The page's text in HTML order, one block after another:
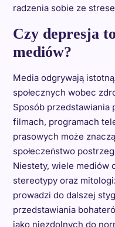
radzenia sobie ze
Czy depresja
mediów?
Media odgrywają
społecznych wobec
Sposób
filmach, programach
prasowych może
społeczeństwo
Niestety, wiele mediów
stereotypy oraz
prowadzi do dalszej
przedstawiania
jako niezdolnych do